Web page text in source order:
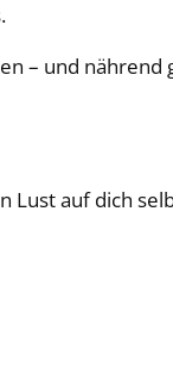
– und nährend
Lust auf dich